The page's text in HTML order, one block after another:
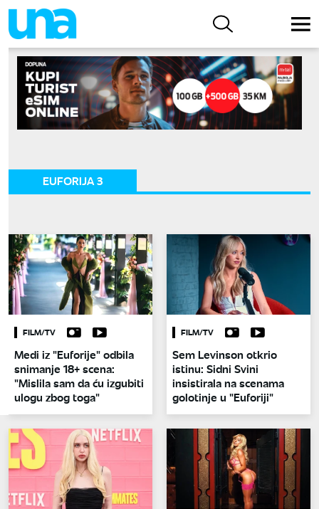
EUFORIJA 3
FILM/TV
Medi iz "Euforije" odbila
snimanje 18+ scena:
"Mislila sam da ću izgubiti
ulogu zbog toga"
FILM/TV
Sem Levinson otkrio
istinu: Sidni Svini
insistirala na scenama
golotinje u "Euforiji"